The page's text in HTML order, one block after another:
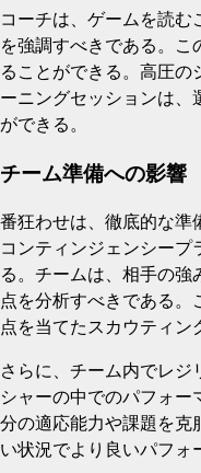
コーチは、ゲームを読む
を強調すべきである。こ
ることができる。高圧の
ーニングセッションは、
ができる。
チーム準備への影響
番狂わせは、徹底的な準
コンティンジェンシープ
る。チームは、相手の強
点を分析すべきである。
点を当てたスカウティン
さらに、チーム内でレジ
シャーの中でのパフォー
分の適応能力や課題を克
い状況でより良いパフォ